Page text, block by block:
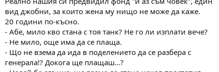
вид джобни, за които жена му нищо не може да каже.
20 години по-късно.
- Абе, мило кво стана с тоя танк? Не го ли изплати вече?
- Не мило, още има да се плаща.
- Що не взема да ида в поделението да се разбера с
генерала!? Докога ще плащаш...?